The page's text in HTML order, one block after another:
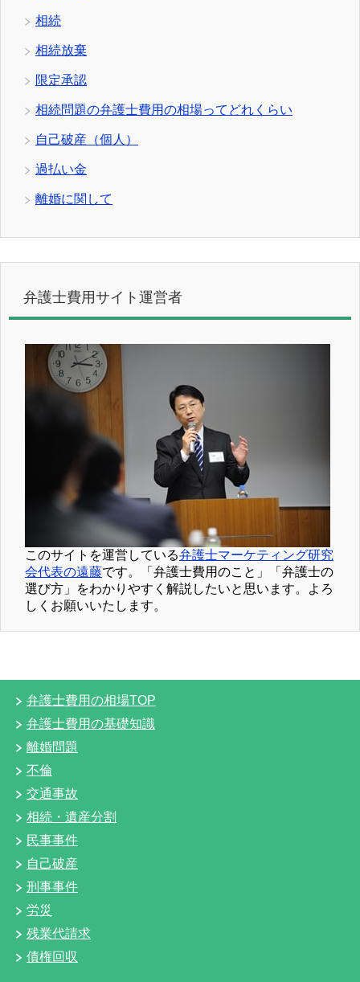
相続
相続放棄
限定承認
相続問題の弁護士費用の相場ってどれくらい
自己破産（個人）
過払い金
離婚に関して
弁護士費用サイト運営者
このサイトを運営している弁護士マーケティング研究
会代表の遠藤です。「弁護士費用のこと」「弁護士の
選び方」をわかりやすく解説したいと思います。よろ
しくお願いいたします。
弁護士費用の相場TOP
弁護士費用の基礎知識
離婚問題
不倫
交通事故
相続・遺産分割
民事事件
自己破産
刑事事件
労災
残業代請求
債権回収